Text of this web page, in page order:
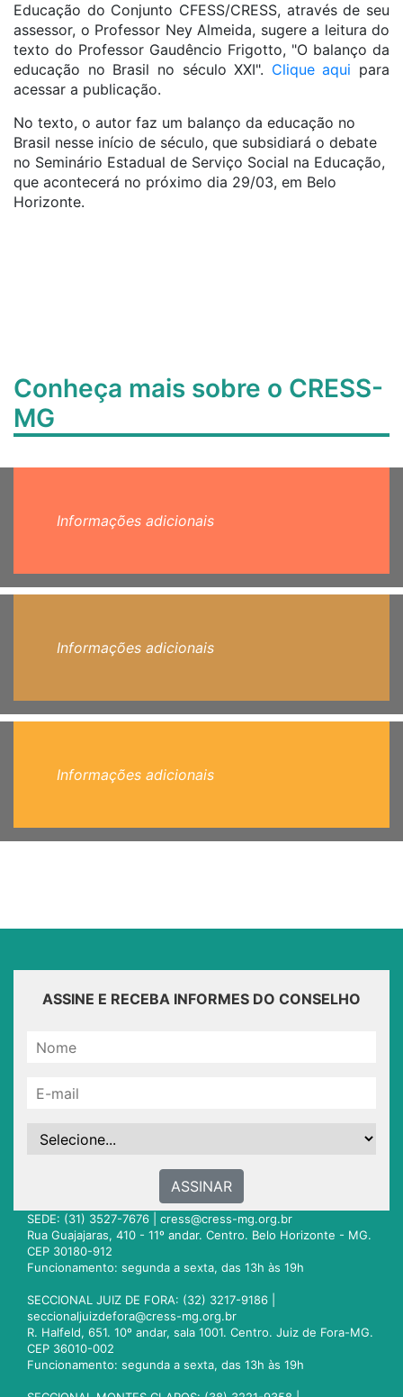
Educação do Conjunto CFESS/CRESS, através de seu
assessor, o Professor Ney Almeida, sugere a leitura do
texto do Professor Gaudêncio Frigotto, "O balanço da
educação no Brasil no século XXI". Clique aqui para
acessar a publicação.
No texto, o autor faz um balanço da educação no
Brasil nesse início de século, que subsidiará o debate
no Seminário Estadual de Serviço Social na Educação,
que acontecerá no próximo dia 29/03, em Belo
Horizonte.
Conheça mais sobre o CRESS-
MG
Informações adicionais
Informações adicionais
Informações adicionais
ASSINE E RECEBA INFORMES DO CONSELHO
ASSINAR
SEDE: (31) 3527-7676 | cress@cress-mg.org.br
Rua Guajajaras, 410 - 11º andar. Centro. Belo Horizonte - MG.
CEP 30180-912
Funcionamento: segunda a sexta, das 13h às 19h
SECCIONAL JUIZ DE FORA: (32) 3217-9186 |
seccionaljuizdefora@cress-mg.org.br
R. Halfeld, 651. 10º andar, sala 1001. Centro. Juiz de Fora-MG.
CEP 36010-002
Funcionamento: segunda a sexta, das 13h às 19h